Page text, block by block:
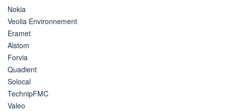
Nokia
Veolia Environnement
Eramet
Alstom
Forvia
Quadient
Solocal
TechnipFMC
Valeo